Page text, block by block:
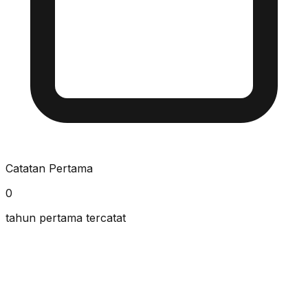
Catatan Pertama
0
tahun pertama tercatat